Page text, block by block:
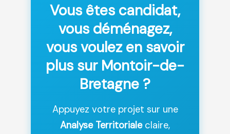
Vous êtes candidat,
vous déménagez,
vous voulez en savoir
plus sur Montoir-de-
Bretagne ?
Appuyez votre projet sur une
Analyse Territorialeclaire,